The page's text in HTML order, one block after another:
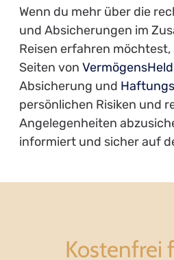
Wenn du mehr über die
und Absicherungen im
Reisen erfahren
Seiten von VermögensHeld
Absicherung und
persönlichen Risiken und
Angelegenheiten
informiert und sicher auf
Kostenfrei